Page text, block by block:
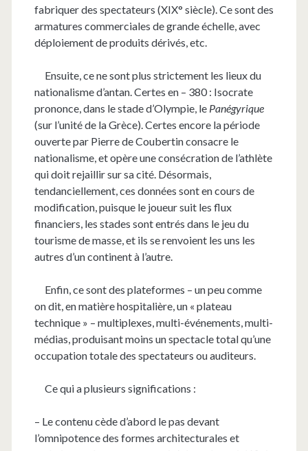
fabriquer des spectateurs (XIX° siècle). Ce sont des
armatures commerciales de grande échelle, avec
déploiement de produits dérivés, etc.
Ensuite, ce ne sont plus strictement les lieux du
nationalisme d’antan. Certes en – 380 : Isocrate
prononce, dans le stade d’Olympie, le Panégyrique
(sur l’unité de la Grèce). Certes encore la période
ouverte par Pierre de Coubertin consacre le
nationalisme, et opère une consécration de l’athlète
qui doit rejaillir sur sa cité. Désormais,
tendanciellement, ces données sont en cours de
modification, puisque le joueur suit les flux
financiers, les stades sont entrés dans le jeu du
tourisme de masse, et ils se renvoient les uns les
autres d’un continent à l’autre.
Enfin, ce sont des plateformes – un peu comme
on dit, en matière hospitalière, un « plateau
technique » – multiplexes, multi-événements, multi-
médias, produisant moins un spectacle total qu’une
occupation totale des spectateurs ou auditeurs.
Ce qui a plusieurs significations :
– Le contenu cède d’abord le pas devant
l’omnipotence des formes architecturales et